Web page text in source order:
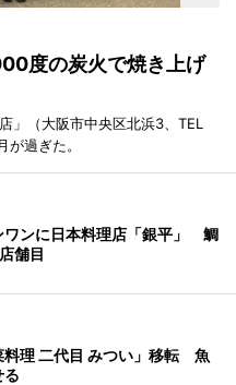
度の炭火で焼き上げ
」（大阪市中央区北浜3、TEL
過ぎた。
ワンに日本料理店「銀平」 鯛
舗目
料理 二代目 みつい」移転 魚
る